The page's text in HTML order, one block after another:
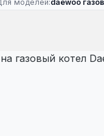
моделей:daewoo